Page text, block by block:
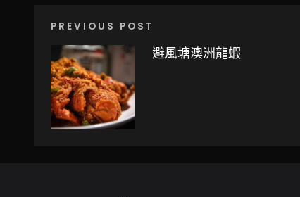
PREVIOUS POST
避風塘澳洲龍蝦